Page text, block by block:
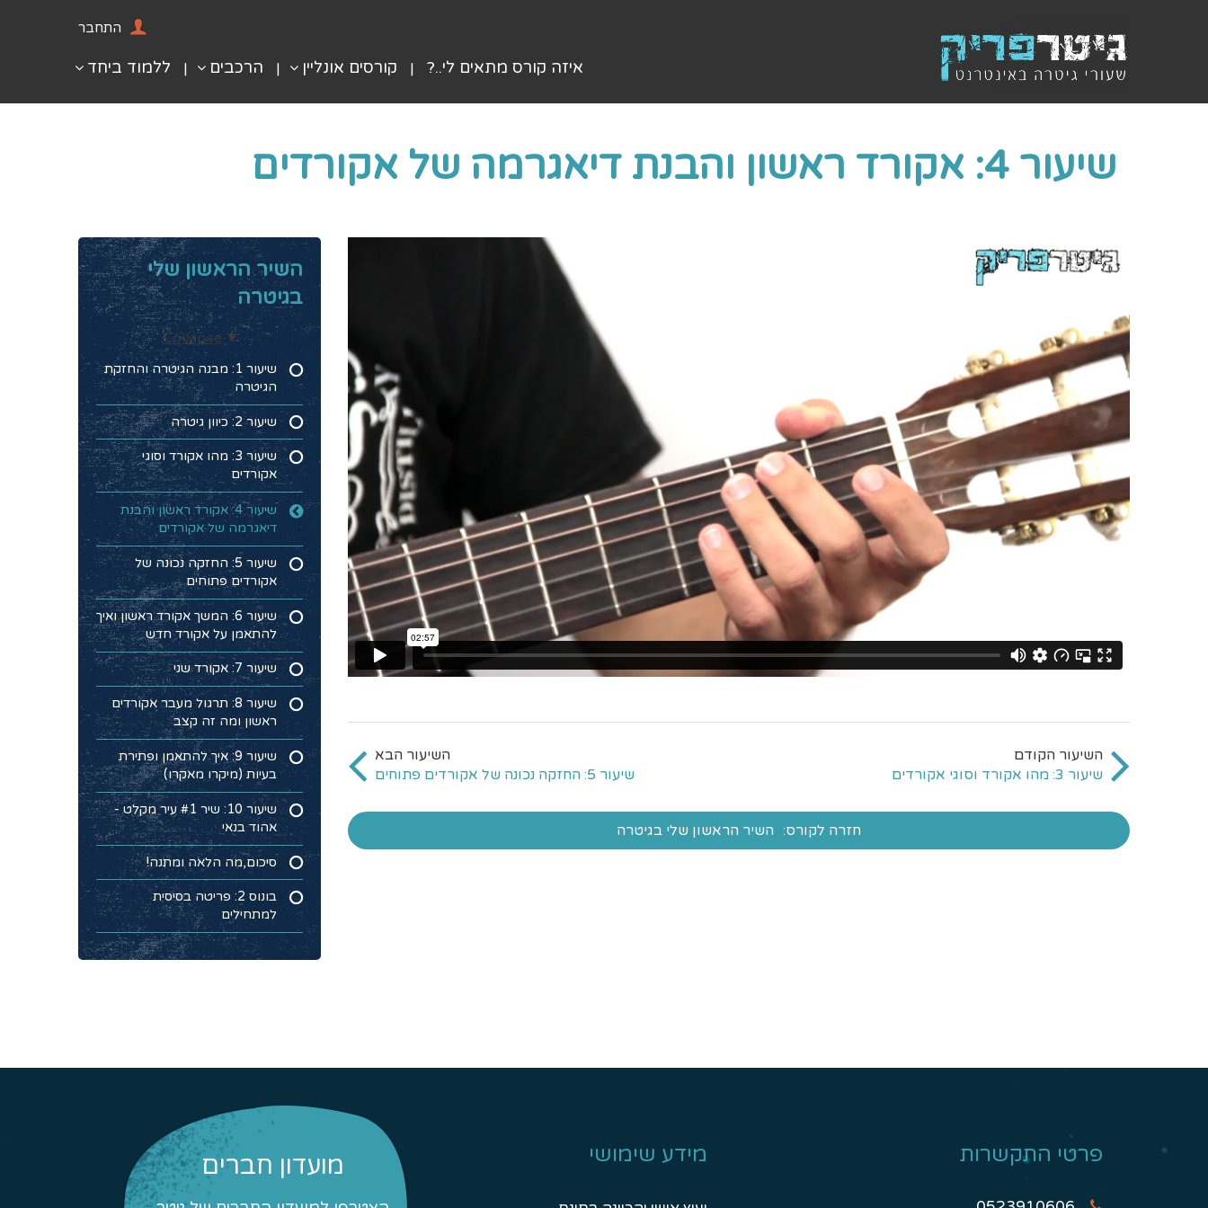
התחבר
איזה קורס מתאים לי..? קורסים אונליין הרכבים ללמוד ביחד
שיעור 4: אקורד ראשון והבנת דיאגרמה של אקורדים
שיעור 3: מהו אקורד וסוגי אקורדים שיעור 5: החזקה נכונה של אקורדים פתוחים
חזרה לקורס: השיר הראשון שלי בגיטרה
השיר הראשון שלי
בגיטרה
Collapse
שיעור 1: מבנה הגיטרה והחזקת
הגיטרה
שיעור 2: כיוון גיטרה
שיעור 3: מהו אקורד וסוגי
אקורדים
שיעור 4: אקורד ראשון והבנת
דיאגרמה של אקורדים
שיעור 5: החזקה נכונה של
אקורדים פתוחים
שיעור 6: המשך אקורד ראשון ואיך
להתאמן על אקורד חדש
שיעור 7: אקורד שני
שיעור 8: תרגול מעבר אקורדים
ראשון ומה זה קצב
שיעור 9: איך להתאמן ופתירת
בעיות (מיקרו מאקרו)
שיעור 10: שיר #1 עיר מקלט -
אהוד בנאי
סיכום,מה הלאה ומתנה!
בונוס 2: פריטה בסיסית
למתחילים
פרטי התקשרות מידע שימושי מועדון חברים